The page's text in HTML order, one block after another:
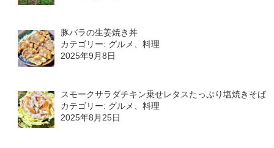
豚バラの生姜焼き丼
カテゴリー: グルメ、料理
2025年9月8日
スモークサラダチキン乗せレタスたっぷり塩焼きそば
カテゴリー: グルメ、料理
2025年8月25日